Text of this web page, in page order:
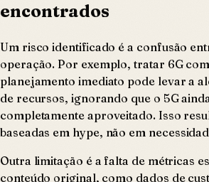
encontrados
Um risco identificado é a confusão
operação. Por exemplo, tratar 6G
planejamento imediato pode levar a
de recursos, ignorando que o 5G
completamente aproveitado. Isso
baseadas em hype, não em
Outra limitação é a falta de métricas
conteúdo original, como dados de